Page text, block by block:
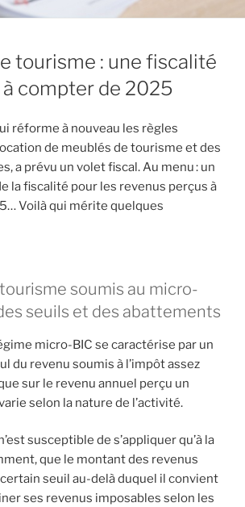
tourisme : une fiscalité
compter de 2025
réforme à nouveau les règles
de meublés de tourisme et des
a prévu un volet fiscal. Au menu : un
la fiscalité pour les revenus perçus à
Voilà qui mérite quelques
soumis au micro-
seuils et des abattements
micro-BIC se caractérise par un
du revenu soumis à l’impôt assez
sur le revenu annuel perçu un
selon la nature de l’activité.
susceptible de s’appliquer qu’à la
que le montant des revenus
certain seuil au-delà duquel il convient
ses revenus imposables selon les